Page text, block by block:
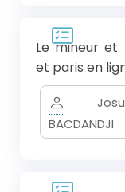
Le mineur et
et paris en
BACDANDJI